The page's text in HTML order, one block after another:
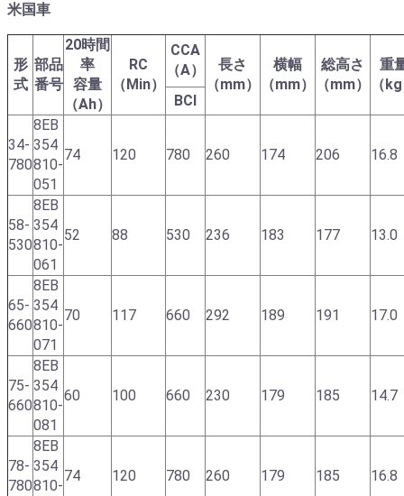
米国車
形
式
部品
番号
20時間
率
容量
（Ah）
RC
（Min）
CCA
（A）
長さ
（mm）
横幅
（mm）
総高さ
（mm）
重
（
BCI
34-
780
8EB
354
810-
051
74 120 780 260 174 206 16.8
58-
530
8EB
354
810-
061
52 88 530 236 183 177 13.0
65-
660
8EB
354
810-
071
70 117 660 292 189 191 17.0
75-
660
8EB
354
810-
081
60 100 660 230 179 185 14.7
78-
780
8EB
354
810-
74 120 780 260 179 185 16.8